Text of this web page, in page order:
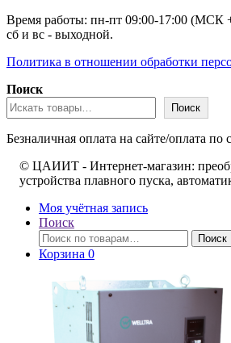
Время работы: пн-пт 09:00-17:00 (МСК
сб и вс - выходной.
Политика в отношении обработки
Поиск
Поиск
Безналичная оплата на сайте/оплата по
© ЦАИИТ - Интернет-магазин:
устройства плавного пуска,
Моя учётная запись
Поиск
Искать:
Поиск
Корзина 0